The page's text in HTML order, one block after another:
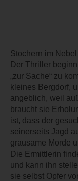
Stochern im Nebel
Der Thriller
„zur Sache“ zu
kleines Bergdorf,
angeblich, weil
braucht sie
ist, dass der
seinerseits Jagd
grausame Morde
Die Ermittlerin
und kann ihn
sie selbst Opfer